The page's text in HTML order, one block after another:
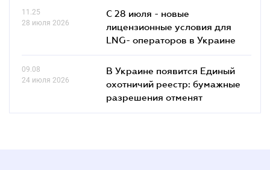
11.25
28 июля 2026
С 28 июля - новые
лицензионные условия для
LNG- операторов в Украине
09.08
24 июля 2026
В Украине появится Единый
охотничий реестр: бумажные
разрешения отменят